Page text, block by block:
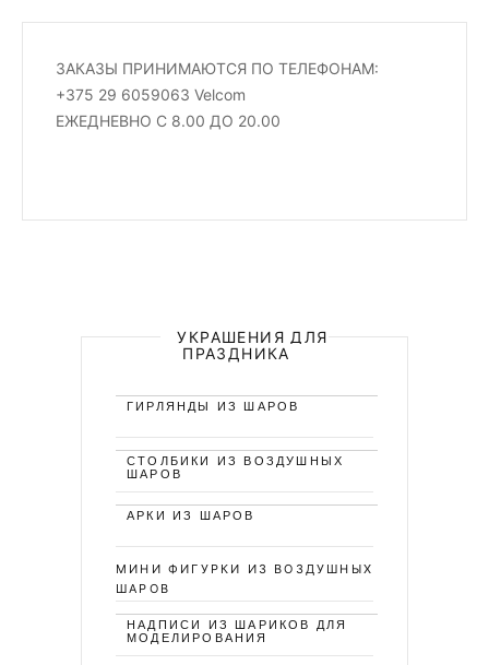
ЗАКАЗЫ ПРИНИМАЮТСЯ ПО ТЕЛЕФОНАМ:
+375 29 6059063 Velcom
ЕЖЕДНЕВНО С 8.00 ДО 20.00
УКРАШЕНИЯ ДЛЯ
ПРАЗДНИКА
ГИРЛЯНДЫ ИЗ ШАРОВ
СТОЛБИКИ ИЗ ВОЗДУШНЫХ
ШАРОВ
АРКИ ИЗ ШАРОВ
МИНИ ФИГУРКИ ИЗ ВОЗДУШНЫХ
ШАРОВ
НАДПИСИ ИЗ ШАРИКОВ ДЛЯ
МОДЕЛИРОВАНИЯ